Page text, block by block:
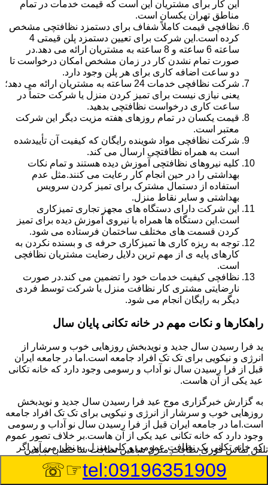
این کار برای مشتریان این است که قیمت خدمات در تمام
مناطق تهران یکسان است.
نظافچی قیمت کاملاً شفاف برای دستمزد نظافتچی مشخص
کرده است.این شرکت برای تعیین دستمزد پلن قیمتی 4
ساعته 6 ساعته و 8 ساعته به مشتریان ارائه می دهد.در
صورت تمام نشدن کار در زمان مشخص امکان درخواست تا
دو ساعت اضافه کاری برای هر پلن وجود دارد.
شرکت نظافچی خدمات 24 ساعته به مشتریان ارائه می دهد؛
یعنی نیازی نیست برای تمیز کردن منزل یا شرکت حتماً در
ساعت کاری درخواست نظافتچی بدهید.
قیمت یکسان در تمام روزهای هفته مزیت دیگر این شرکت
معتبر است.
شرکت نظافچی مواد شوینده رایگان که کیفیت آن تأییدشده
است به همراه نظافتچی ارسال می کند.
کلیه نیروهای نظافتچی آموزش دیده هستند و تمام نکات
بهداشتی را در حین انجام کار رعایت می کنند.مثل عدم
استفاده از دستمال مشترک برای تمیز کردن سرویس
بهداشتی و سایر نقاط منزل.
این شرکت دارای دستگاه های مجهز تجاری تمیزکاری
است.این دستگاه ها همراه با نیروی آموزش دیده برای تمیز
کردن قسمت های مختلف ساختمان فرستاده می شود.
توجه به ریزه کاری ها تمیزکاری حرفه ی و بسنده نکردن به
کارهای پایه ی از مهم ترین دلایل رضایت مشتریان نظافچی
است.
نظافچی کیفیت خدمات خود را تضمین می کند.در صورت
نارضایتی مشتری کار نظافت منزل یا شرکت توسط فردی
دیگر به رایگان انجام می شود.
راهکارها و نکات مهم در خانه تکانی پایان سال
ید فرا رسیدن سال جدید و نویدبخش روزهایی خوب و سرشار از
انرژی و نیکویی برای تک تک افراد جامعه است.اما در جامعه ایران
قبل از فرا رسیدن سال نو آداب و رسومی وجود دارد که خانه تکانی
عید یکی از آن هاست.
به گزارش خبرگزاری موج عید فرا رسیدن سال جدید و نویدبخش
روزهایی خوب و سرشار از انرژی و نیکویی برای تک تک افراد جامعه
است.اما در جامعه ایران قبل از فرا رسیدن سال نو آداب و رسومی
وجود دارد که خانه تکانی عید یکی از آن هاست.بر خلاف تصور عموم
که خانه تکانی یک نظافت عمومی و کلی منزل به نظر می آید اگر
بخواهیم به طور اصولی آن را انجام دهیم باید به برخی از نکات توجه
بیشتر داشته باشیم.
تلفن تماس فورینظافت منزل شاهین نظافت ساختمان شاهین
tel:09196351909
☞☏